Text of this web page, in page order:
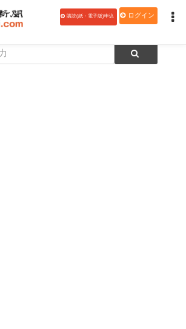
購読(紙・電子版)申込 ログイン